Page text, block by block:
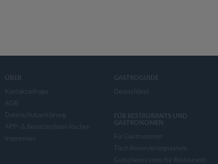
ÜBER
Kontaktanfrage
AGB
Datenschutzerklärung
APP- & Benutzerdaten löschen
Impressum
GASTROGUIDE
Deutschland
FÜR RESTAURANTS UND
GASTRONOMEN
Für Gastronomen
Tisch Reservierungsystem
Gutscheinsystem für Restaurants